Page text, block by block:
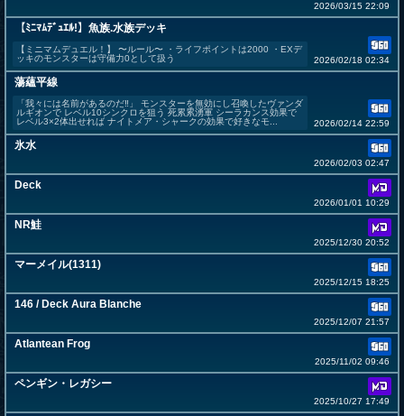
2026/03/15 22:09
【ﾐﾆﾏﾑﾃﾞｭｴﾙ!】魚族.水族デッキ
【ミニマムデュエル！】 〜ルール〜 ・ライフポイントは2000 ・EXデ
ッキのモンスターは守備力0として扱う
2026/02/18 02:34
蕩蘊平線
「我々には名前があるのだ‼︎」 モンスターを無効にし召喚したヴァンダ
ルギオンで レベル10シンクロを狙う 死累累湧軍 シーラカンス効果で
レベル3×2体出せれば ナイトメア・シャークの効果で好きなモ...
2026/02/14 22:59
氷水
2026/02/03 02:47
Deck
2026/01/01 10:29
NR鮭
2025/12/30 20:52
マーメイル(1311)
2025/12/15 18:25
146 / Deck Aura Blanche
2025/12/07 21:57
Atlantean Frog
2025/11/02 09:46
ペンギン・レガシー
2025/10/27 17:49